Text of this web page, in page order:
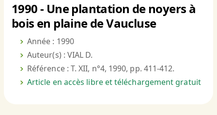
1990 - Une plantation de noyers à
bois en plaine de Vaucluse
Année : 1990
Auteur(s) : VIAL D.
Référence : T. XII, n°4, 1990, pp. 411-412.
Article en accès libre et téléchargement gratuit